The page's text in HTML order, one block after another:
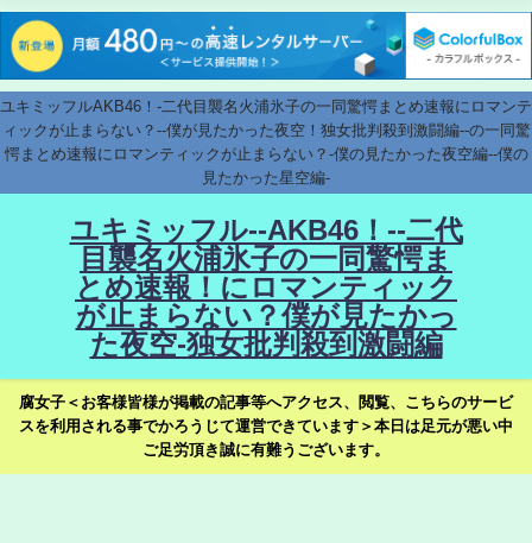
ユキミッフルAKB46！-二代目襲名火浦氷子の一同驚愕まとめ速報にロマンテ
ィックが止まらない？--僕が見たかった夜空！独女批判殺到激闘編--の一同驚
愕まとめ速報にロマンティックが止まらない？-僕の見たかった夜空編--僕の
見たかった星空編-
ユキミッフル--AKB46！--二代
目襲名火浦氷子の一同驚愕ま
とめ速報！にロマンティック
が止まらない？僕が見たかっ
た夜空-独女批判殺到激闘編
腐女子＜お客様皆様が掲載の記事等へアクセス、閲覧、こちらのサービ
スを利用される事でかろうじて運営できています＞本日は足元が悪い中
ご足労頂き誠に有難うございます。